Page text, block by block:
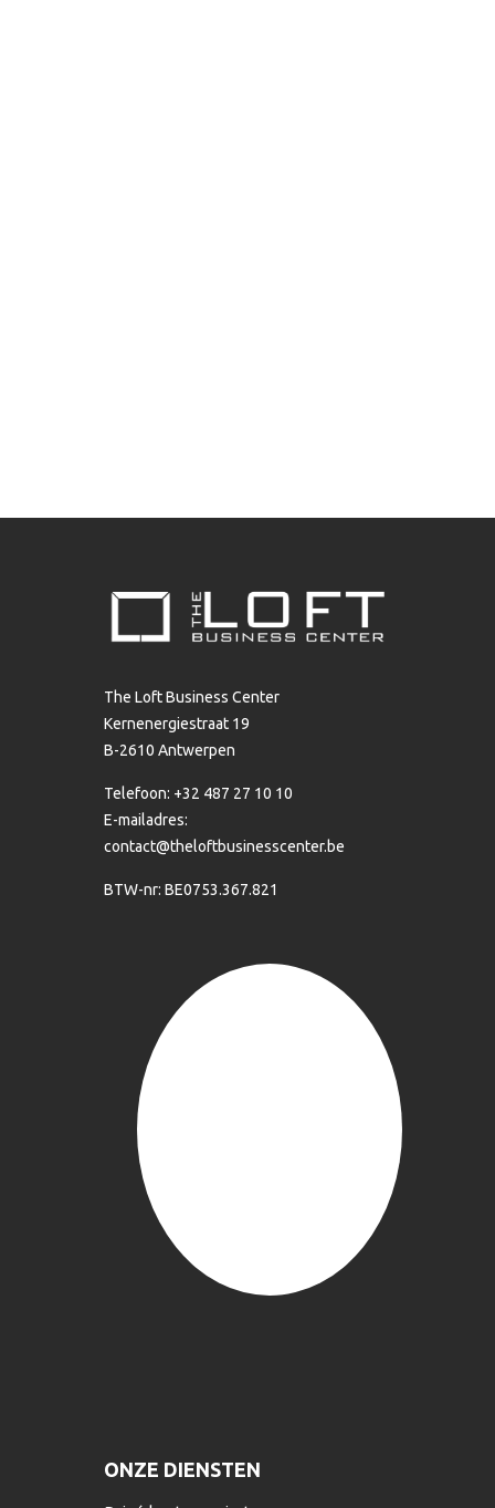
The Loft Business Center
Kernenergiestraat 19
B-2610 Antwerpen
Telefoon: +32 487 27 10 10
E-mailadres:
contact@theloftbusinesscenter.be
BTW-nr: BE0753.367.821
ONZE DIENSTEN